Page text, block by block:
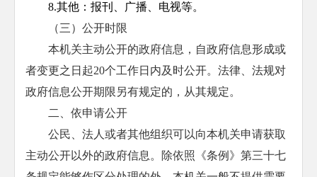
8.其他：报刊、广播、电视等。
（三）公开时限
本机关主动公开的政府信息，自政府信息形成或
者变更之日起20个工作日内及时公开。法律、法规对
政府信息公开期限另有规定的，从其规定。
二、依申请公开
公民、法人或者其他组织可以向本机关申请获取
主动公开以外的政府信息。除依照《条例》第三十七